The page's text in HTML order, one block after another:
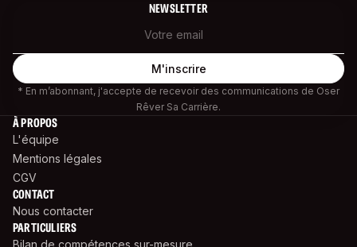
NEWSLETTER
* En m’abonnant, j'accepte de recevoir des communications de Oser
Rêver Sa Carrière.
À PROPOS
L'équipe
Mentions légales
CGV
CONTACT
Nous contacter
PARTICULIERS
Bilan de compétences sur-mesure